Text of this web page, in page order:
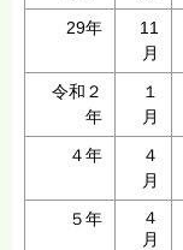
29年
11
月
令和２
年
１
月
４年
４
月
５年
４
月